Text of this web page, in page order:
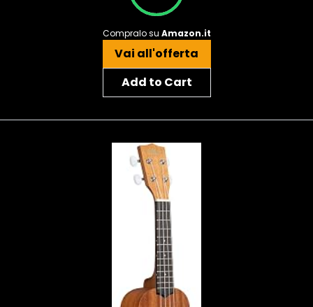
Compralo su Amazon.it
Vai all'offerta
Add to Cart